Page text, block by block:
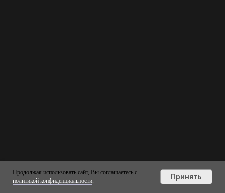
Продолжая использовать сайт, Вы соглашаетесь с
политикой конфиденциальности. Принять